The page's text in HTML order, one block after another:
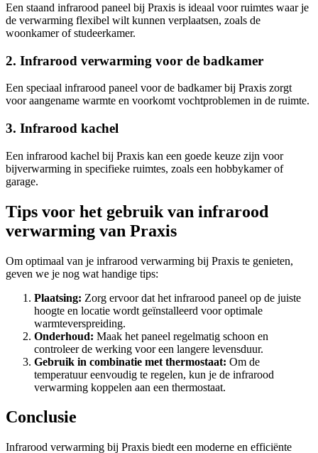
Een staand infrarood paneel bij Praxis is ideaal voor ruimtes waar je
de verwarming flexibel wilt kunnen verplaatsen, zoals de
woonkamer of studeerkamer.
2. Infrarood verwarming voor de badkamer
Een speciaal infrarood paneel voor de badkamer bij Praxis zorgt
voor aangename warmte en voorkomt vochtproblemen in de ruimte.
3. Infrarood kachel
Een infrarood kachel bij Praxis kan een goede keuze zijn voor
bijverwarming in specifieke ruimtes, zoals een hobbykamer of
garage.
Tips voor het gebruik van infrarood
verwarming van Praxis
Om optimaal van je infrarood verwarming bij Praxis te genieten,
geven we je nog wat handige tips:
Plaatsing: Zorg ervoor dat het infrarood paneel op de juiste
hoogte en locatie wordt geïnstalleerd voor optimale
warmteverspreiding.
Onderhoud: Maak het paneel regelmatig schoon en
controleer de werking voor een langere levensduur.
Gebruik in combinatie met thermostaat: Om de
temperatuur eenvoudig te regelen, kun je de infrarood
verwarming koppelen aan een thermostaat.
Conclusie
Infrarood verwarming bij Praxis biedt een moderne en efficiënte